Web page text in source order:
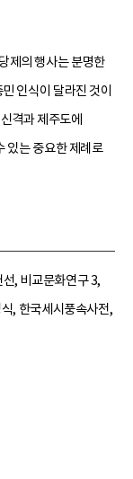
제의 행사는 분명한
인식이 달라진 것이
격과 제주도에
있는 중요한 제례로
, 비교문화연구 3,
, 한국세시풍속사전,